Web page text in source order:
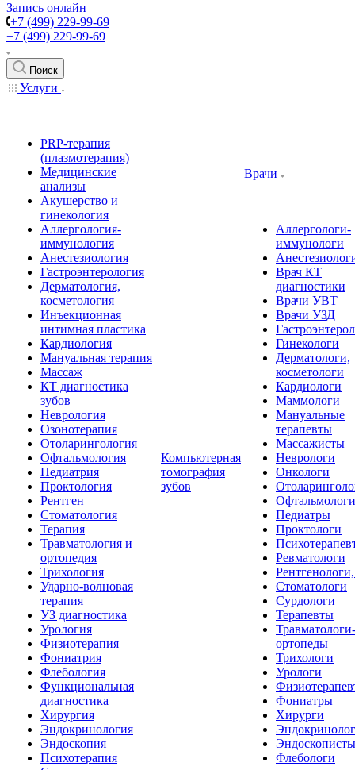
Запись онлайн
+7 (499) 229-99-69
+7 (499) 229-99-69
Поиск
Услуги
PRP-терапия
(плазмотерапия)
Медицинские
анализы
Акушерство и
гинекология
Аллергология-
иммунология
Анестезиология
Гастроэнтерология
Дерматология,
косметология
Инъекционная
интимная пластика
Кардиология
Мануальная терапия
Массаж
КТ диагностика
зубов
Неврология
Озонотерапия
Отоларингология
Офтальмология
Педиатрия
Проктология
Рентген
Стоматология
Терапия
Травматология и
ортопедия
Трихология
Ударно-волновая
терапия
УЗ диагностика
Урология
Физиотерапия
Фониатрия
Флебология
Функциональная
диагностика
Хирургия
Эндокринология
Эндоскопия
Психотерапия
Компьютерная
томография
зубов
Врачи
Аллергологи-
иммунологи
Врач КТ
диагностики
Врачи УВТ
Врачи УЗД
Гинекологи
Дерматологи,
косметологи
Кардиологи
Маммологи
Мануальные
терапевты
Массажисты
Неврологи
Онкологи
Офтальмологи
Педиатры
Проктологи
Ревматологи
Стоматологи
Сурдологи
Терапевты
Травматологи-
ортопеды
Трихологи
Урологи
Фониатры
Хирурги
Эндоскописты
Флебологи